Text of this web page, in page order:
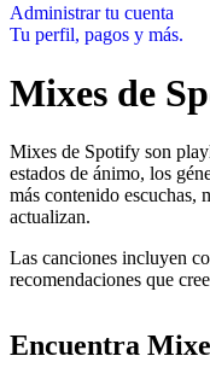
Administrar tu cuenta
Tu perfil, pagos y más.
Mixes de
Mixes de Spotify son
estados de ánimo, los
más contenido escuchas,
actualizan.
Las canciones incluyen
recomendaciones que
Encuentra